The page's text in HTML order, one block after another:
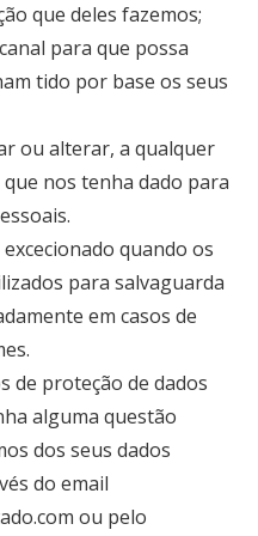
que deles fazemos;
para que possa
tido por base os seus
ou alterar, a qualquer
nos tenha dado para
quando os
para salvaguarda
em casos de
de proteção de dados
alguma questão
dos seus dados
do email
ou pelo